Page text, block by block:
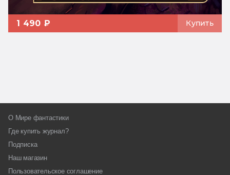
1 490 ₽ Купить
О Мире фантастики
Где купить журнал?
Подписка
Наш магазин
Пользовательское соглашение